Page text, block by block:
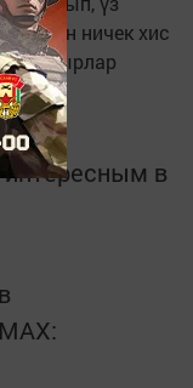
ничек хис
җырлар
в